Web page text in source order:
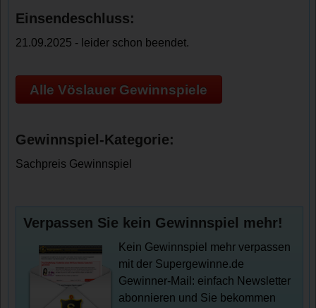
Einsendeschluss:
21.09.2025 - leider schon beendet.
Alle Vöslauer Gewinnspiele
Gewinnspiel-Kategorie:
Sachpreis Gewinnspiel
Verpassen Sie kein Gewinnspiel mehr!
Kein Gewinnspiel mehr verpassen
mit der Supergewinne.de
Gewinner-Mail: einfach Newsletter
abonnieren und Sie bekommen